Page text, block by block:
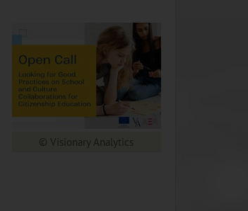
© Visionary Analytics